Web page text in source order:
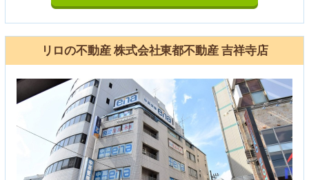
リロの不動産 株式会社東都不動産 吉祥寺店